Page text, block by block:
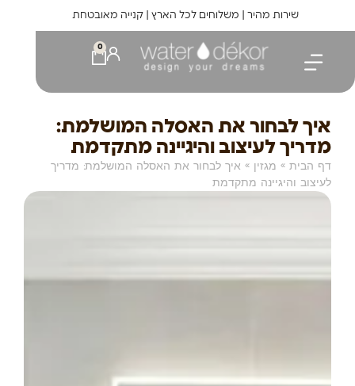
שירות מהיר | משלוחים לכל הארץ | קנייה מאובטחת
0
איך לבחור את האסלה המושלמת:
מדריך לעיצוב והיגיינה מתקדמת
דף הבית » מגזין » איך לבחור את האסלה המושלמת: מדריך
לעיצוב והיגיינה מתקדמת